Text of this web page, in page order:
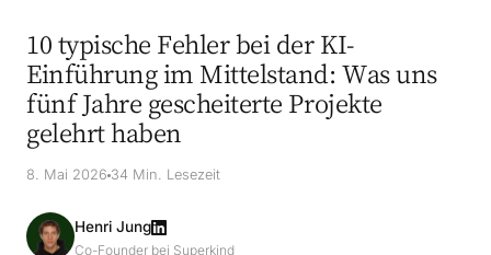
10 typische Fehler bei der KI-
Einführung im Mittelstand: Was uns
fünf Jahre gescheiterte Projekte
gelehrt haben
8. Mai 2026 34 Min. Lesezeit
Henri Jung
Co-Founder bei Superkind